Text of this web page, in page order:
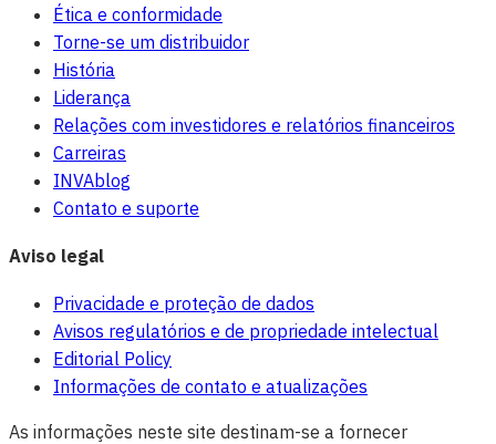
Ética e conformidade
Torne-se um distribuidor
História
Liderança
Relações com investidores e relatórios financeiros
Carreiras
INVAblog
Contato e suporte
Aviso legal
Privacidade e proteção de dados
Avisos regulatórios e de propriedade intelectual
Editorial Policy
Informações de contato e atualizações
As informações neste site destinam-se a fornecer